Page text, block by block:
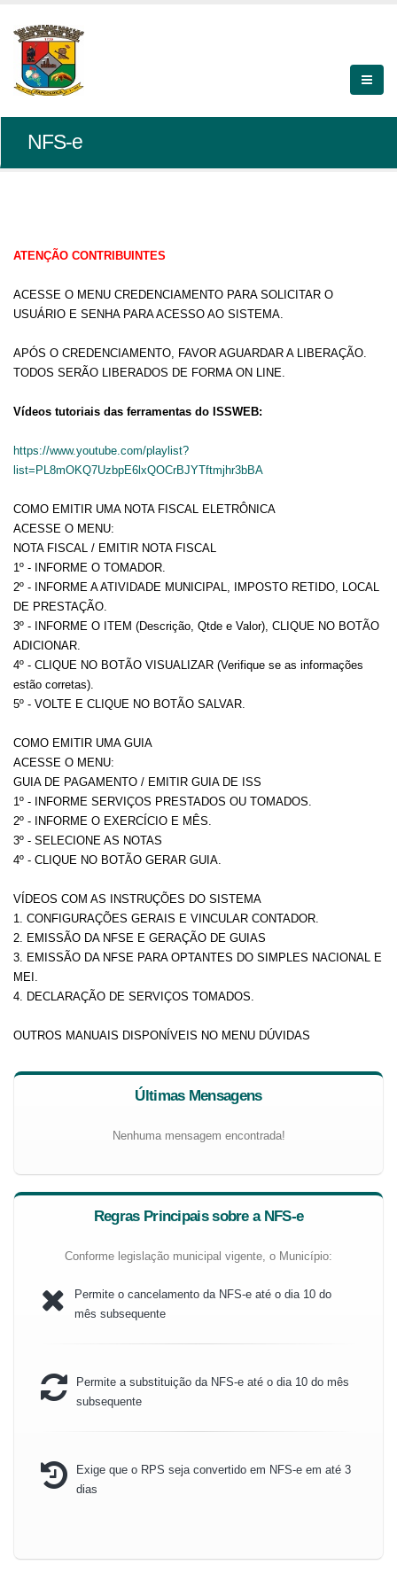
NFS-e
ATENÇÃO CONTRIBUINTES
ACESSE O MENU CREDENCIAMENTO PARA SOLICITAR O
USUÁRIO E SENHA PARA ACESSO AO SISTEMA.
APÓS O CREDENCIAMENTO, FAVOR AGUARDAR A LIBERAÇÃO.
TODOS SERÃO LIBERADOS DE FORMA ON LINE.
Vídeos tutoriais das ferramentas do ISSWEB:
https://www.youtube.com/playlist?
list=PL8mOKQ7UzbpE6lxQOCrBJYTftmjhr3bBA
COMO EMITIR UMA NOTA FISCAL ELETRÔNICA
ACESSE O MENU:
NOTA FISCAL / EMITIR NOTA FISCAL
1º - INFORME O TOMADOR.
2º - INFORME A ATIVIDADE MUNICIPAL, IMPOSTO RETIDO, LOCAL
DE PRESTAÇÃO.
3º - INFORME O ITEM (Descrição, Qtde e Valor), CLIQUE NO BOTÃO
ADICIONAR.
4º - CLIQUE NO BOTÃO VISUALIZAR (Verifique se as informações
estão corretas).
5º - VOLTE E CLIQUE NO BOTÃO SALVAR.
COMO EMITIR UMA GUIA
ACESSE O MENU:
GUIA DE PAGAMENTO / EMITIR GUIA DE ISS
1º - INFORME SERVIÇOS PRESTADOS OU TOMADOS.
2º - INFORME O EXERCÍCIO E MÊS.
3º - SELECIONE AS NOTAS
4º - CLIQUE NO BOTÃO GERAR GUIA.
VÍDEOS COM AS INSTRUÇÕES DO SISTEMA
1. CONFIGURAÇÕES GERAIS E VINCULAR CONTADOR.
2. EMISSÃO DA NFSE E GERAÇÃO DE GUIAS
3. EMISSÃO DA NFSE PARA OPTANTES DO SIMPLES NACIONAL E
MEI.
4. DECLARAÇÃO DE SERVIÇOS TOMADOS.
OUTROS MANUAIS DISPONÍVEIS NO MENU DÚVIDAS
Últimas Mensagens
Nenhuma mensagem encontrada!
Regras Principais sobre a NFS-e
Conforme legislação municipal vigente, o Município:
Permite o cancelamento da NFS-e até o dia 10 do
mês subsequente
Permite a substituição da NFS-e até o dia 10 do mês
subsequente
Exige que o RPS seja convertido em NFS-e em até 3
dias